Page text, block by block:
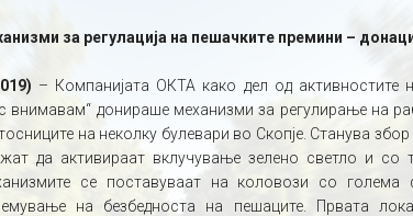
за регулација на пешачките премини –
– Компанијата ОКТА како дел од активностите
внимавам“ донираше механизми за регулирање на
на неколку булевари во Скопје. Станува
да активираат вклучување зелено светло и со
се поставуваат на коловози со голема
на безбедноста на пешаците. Првата